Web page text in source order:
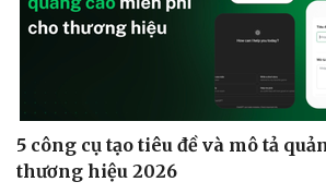
5 công cụ tạo tiêu đề và mô tả
thương hiệu 2026